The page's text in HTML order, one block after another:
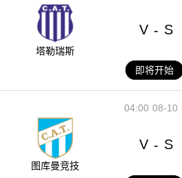
塔勒瑞斯
V - S
即将开始
08-10
04:00
图库曼竞技
V - S